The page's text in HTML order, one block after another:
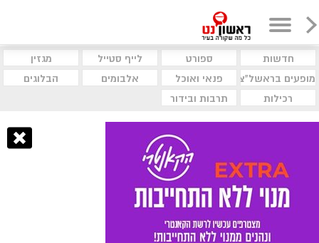
חדשות ספורט לייף סטייל
מגזין
מופעים בראשל"צ
פנאי ואוכל אלבומים
הבלוגים
רכילות
תרבות ובידור